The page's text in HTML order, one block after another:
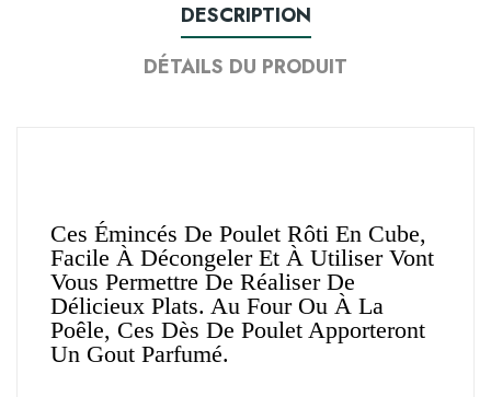
DESCRIPTION
DÉTAILS DU PRODUIT
Ces Émincés De Poulet Rôti En Cube,
Facile À Décongeler Et À Utiliser Vont
Vous Permettre De Réaliser De
Délicieux Plats. Au Four Ou À La
Poêle, Ces Dès De Poulet Apporteront
Un Gout Parfumé.